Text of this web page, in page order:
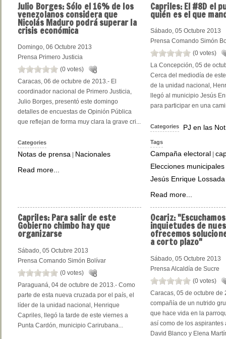
Julio Borges: Sólo el 16% de los
venezolanos considera que
Nicolás Maduro podrá superar la
crisis económica
Domingo, 06 Octubre 2013
Prensa Primero Justicia
(0 votes)
Caracas, 06 de octubre de 2013.- El
coordinador nacional de Primero Justicia,
Julio Borges, presentó este domingo
detalles de encuestas de Opinión Pública
que reflejan de forma muy clara la grave cri...
Categories
Notas de prensa
Nacionales
Read more...
Capriles:El #8D el
quién es el que
Sábado, 05 Octubre 2013
Prensa Comando Simón
(0 votes)
La Concepción, 05 de
Cerca del mediodía de
de la unidad nacional,
llegó al municipio Jesús
para participar en una
Categories PJ en las
Tags
Campaña electoral |
Elecciones municipales
Jesús Enrique Lossada
Read more...
Capriles:Para salir de este
Gobierno chimbo hay que
organizarse
Sábado, 05 Octubre 2013
Prensa Comando Simón Bolívar
(0 votes)
Paraguaná, 04 de octubre de 2013.- Como
parte de esta nueva cruzada por el país, el
líder de la unidad nacional, Henrique
Capriles, llegó la tarde de este viernes a
Punta Cardón, municipio Carirubana...
Ocariz:
inquietudes de
ofrecemos
a corto plazo"
Sábado, 05 Octubre 2013
Prensa Alcaldía de Sucre
(0 votes)
Caracas, 05 de octubre de
compañía de un nutrido
que hace vida en la
así como de los aspirantes
David Blanco y Elena